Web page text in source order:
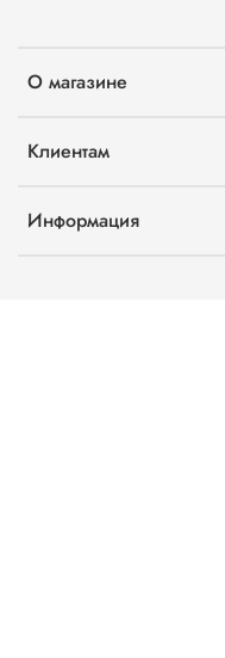
О магазине
Клиентам
Информация